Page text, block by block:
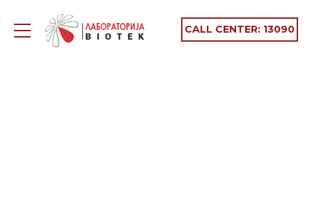
CALL CENTER: 13090